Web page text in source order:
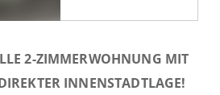
2-ZIMMERWOHNUNG MIT
INNENSTADTLAGE!